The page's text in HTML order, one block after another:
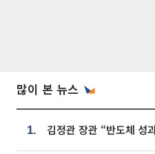
많이 본 뉴스
1.